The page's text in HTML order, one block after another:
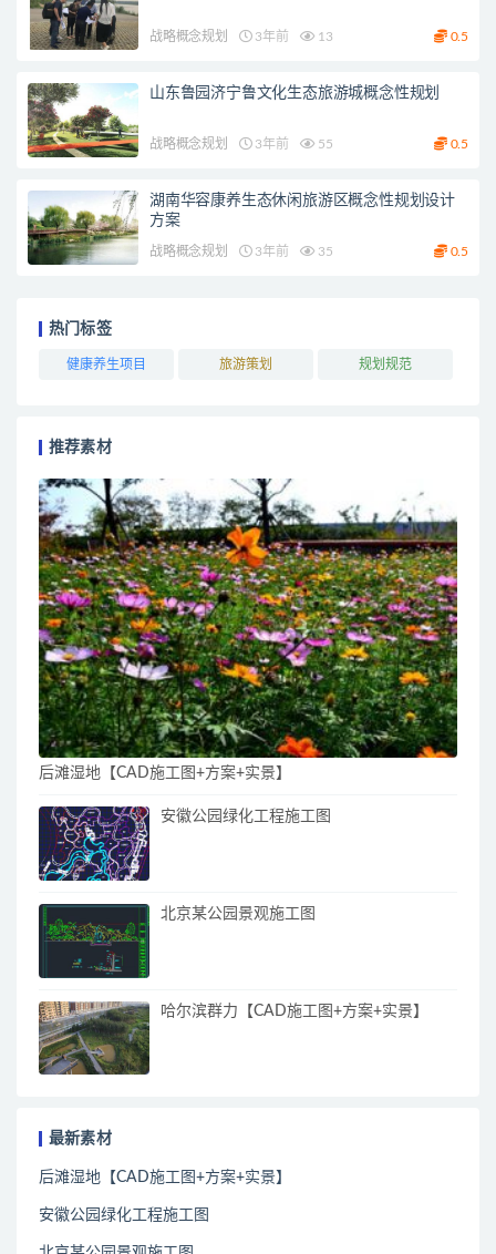
战略概念规划 3年前 13 0.5
山东鲁园济宁鲁文化生态旅游城概念性规划
战略概念规划 3年前 55 0.5
湖南华容康养生态休闲旅游区概念性规划设计
方案
战略概念规划 3年前 35 0.5
热门标签
健康养生项目 旅游策划 规划规范
推荐素材
后滩湿地【CAD施工图+方案+实景】
安徽公园绿化工程施工图
北京某公园景观施工图
哈尔滨群力【CAD施工图+方案+实景】
最新素材
后滩湿地【CAD施工图+方案+实景】
安徽公园绿化工程施工图